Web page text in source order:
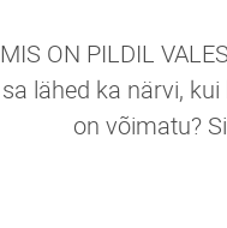
MIS ON PILDIL
sa lähed ka närvi,
on võimatu?